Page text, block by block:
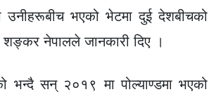
उनीहरूबीच भएको भेटमा दुई देशबीचको
शङ्कर नेपालले जानकारी दिए ।
भन्दै सन् २०१९ मा पोल्याण्डमा भएको